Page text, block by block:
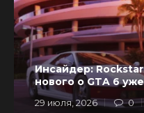
Инсайдер:
нового о GTA 6
29 июля, 2026 0